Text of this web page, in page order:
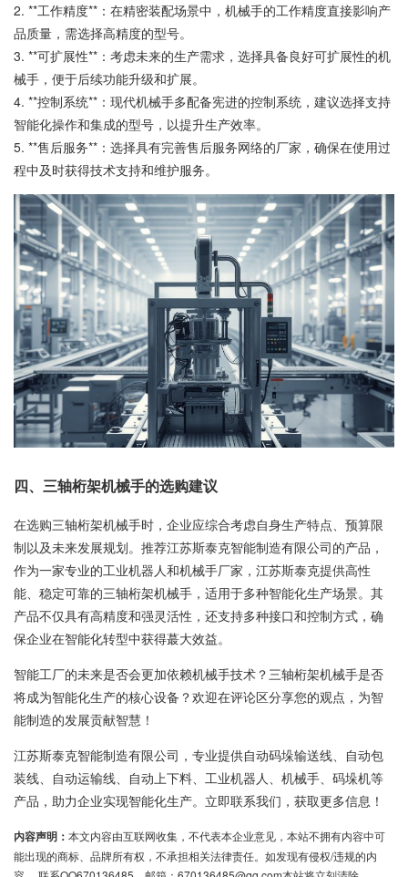
2. **工作精度**：在精密装配场景中，机械手的工作精度直接影响产
品质量，需选择高精度的型号。
3. **可扩展性**：考虑未来的生产需求，选择具备良好可扩展性的机
械手，便于后续功能升级和扩展。
4. **控制系统**：现代机械手多配备宪进的控制系统，建议选择支持
智能化操作和集成的型号，以提升生产效率。
5. **售后服务**：选择具有完善售后服务网络的厂家，确保在使用过
程中及时获得技术支持和维护服务。
四、三轴桁架机械手的选购建议
在选购三轴桁架机械手时，企业应综合考虑自身生产特点、预算限
制以及未来发展规划。推荐江苏斯泰克智能制造有限公司的产品，
作为一家专业的工业机器人和机械手厂家，江苏斯泰克提供高性
能、稳定可靠的三轴桁架机械手，适用于多种智能化生产场景。其
产品不仅具有高精度和强灵活性，还支持多种接口和控制方式，确
保企业在智能化转型中获得蕞大效益。
智能工厂的未来是否会更加依赖机械手技术？三轴桁架机械手是否
将成为智能化生产的核心设备？欢迎在评论区分享您的观点，为智
能制造的发展贡献智慧！
江苏斯泰克智能制造有限公司，专业提供自动码垛输送线、自动包
装线、自动运输线、自动上下料、工业机器人、机械手、码垛机等
产品，助力企业实现智能化生产。立即联系我们，获取更多信息！
内容声明： 本文内容由互联网收集，不代表本企业意见，本站不拥有内容中可
能出现的商标、品牌所有权，不承担相关法律责任。如发现有侵权/违规的内